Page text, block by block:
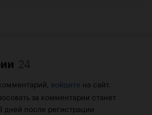
войдите на сайт.
за комментарии станет
дней после регистрации